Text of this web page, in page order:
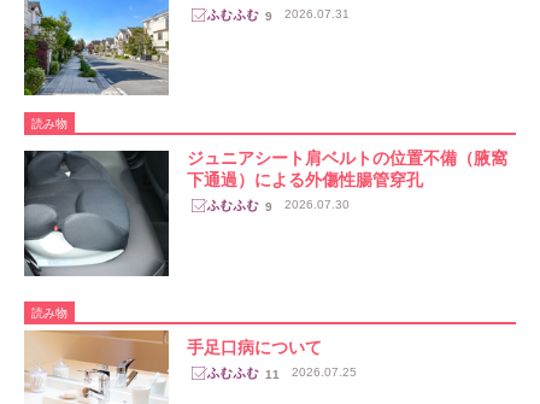
9 2026.07.31
読み物
ジュニアシート肩ベルトの位置不備（腋窩
下通過）による外傷性腸管穿孔
9 2026.07.30
読み物
手足口病について
11 2026.07.25